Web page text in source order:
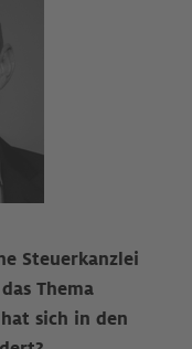
Steuerkanzlei
Thema
sich in den